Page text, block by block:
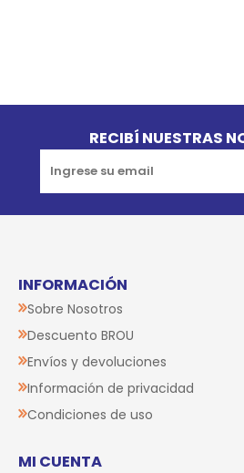
RECIBÍ NUESTRAS
INFORMACIÓN
Sobre Nosotros
Descuento BROU
Envíos y devoluciones
Información de privacidad
Condiciones de uso
MI CUENTA